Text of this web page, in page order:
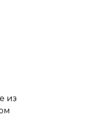
из